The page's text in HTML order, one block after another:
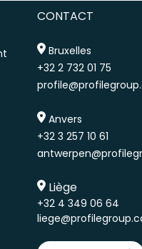
CONTACT
Bruxelles
+32 2 732 01 75
Anvers
+32 3 257 10 61
Liège
+32 4 349 06 64